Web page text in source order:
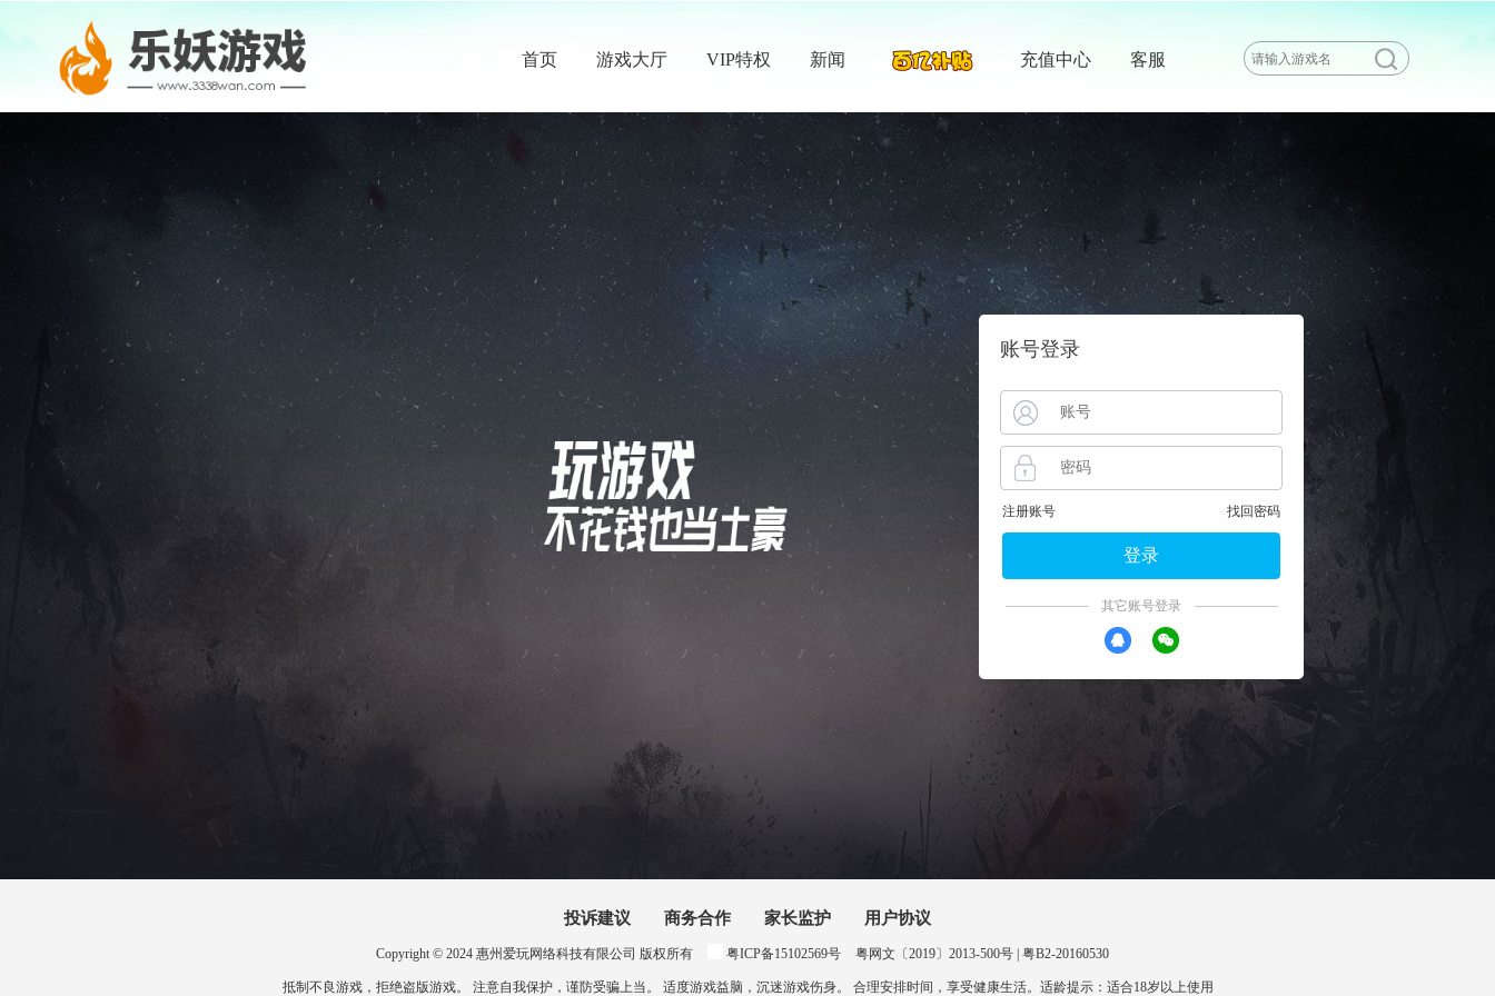
首页 游戏大厅 VIP特权 新闻 充值中心 客服
账号登录
注册账号 找回密码
登录
其它账号登录
投诉建议 商务合作 家长监护 用户协议
Copyright © 2024 惠州爱玩网络科技有限公司 版权所有 粤ICP备15102569号 粤网文〔2019〕2013-500号 | 粤B2-20160530
抵制不良游戏，拒绝盗版游戏。 注意自我保护，谨防受骗上当。 适度游戏益脑，沉迷游戏伤身。 合理安排时间，享受健康生活。适龄提示：适合18岁以上使用